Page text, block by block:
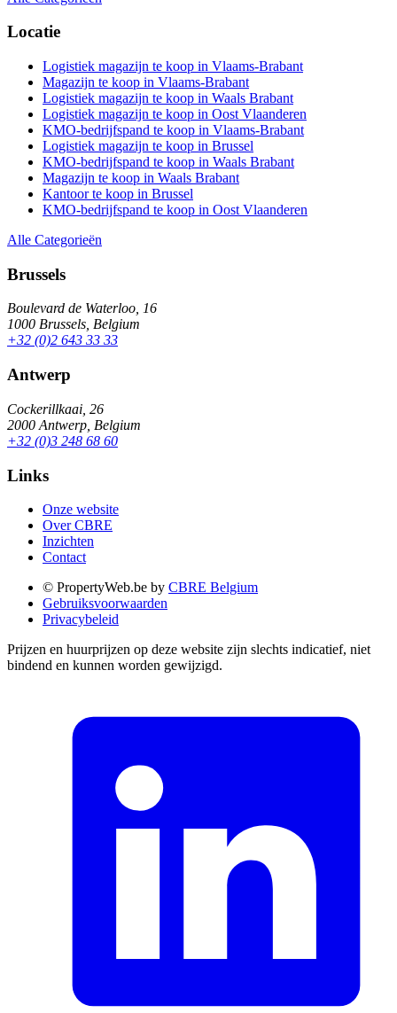
Locatie
Logistiek magazijn te koop in Vlaams-Brabant
Magazijn te koop in Vlaams-Brabant
Logistiek magazijn te koop in Waals Brabant
Logistiek magazijn te koop in Oost Vlaanderen
KMO-bedrijfspand te koop in Vlaams-Brabant
Logistiek magazijn te koop in Brussel
KMO-bedrijfspand te koop in Waals Brabant
Magazijn te koop in Waals Brabant
Kantoor te koop in Brussel
KMO-bedrijfspand te koop in Oost Vlaanderen
Alle Categorieën
Brussels
Boulevard de Waterloo, 16
1000 Brussels, Belgium
+32 (0)2 643 33 33
Antwerp
Cockerillkaai, 26
2000 Antwerp, Belgium
+32 (0)3 248 68 60
Links
Onze website
Over CBRE
Inzichten
Contact
© PropertyWeb.be by CBRE Belgium
Gebruiksvoorwaarden
Privacybeleid
Prijzen en huurprijzen op deze website zijn slechts indicatief, niet
bindend en kunnen worden gewijzigd.